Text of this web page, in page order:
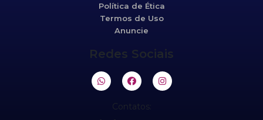
Política de Ética
Termos de Uso
Anuncie
Redes Sociais
Contatos: